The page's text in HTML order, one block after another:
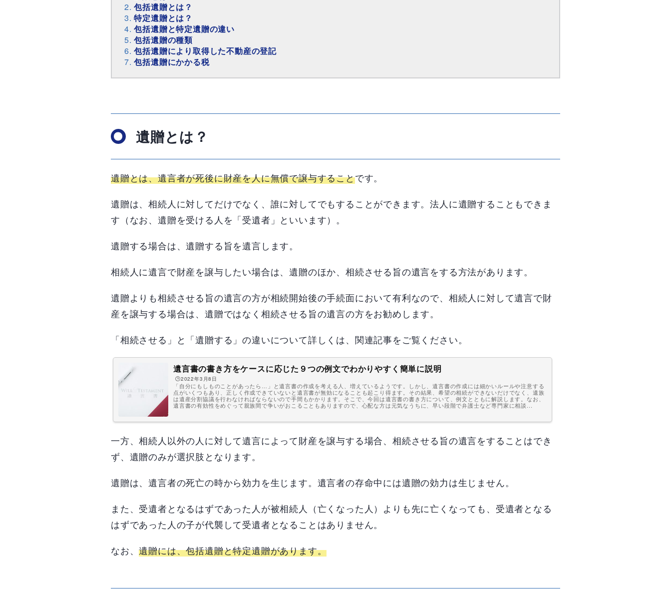
包括遺贈とは？
特定遺贈とは？
包括遺贈と特定遺贈の違い
包括遺贈の種類
包括遺贈により取得した不動産の登記
包括遺贈にかかる税
遺贈とは？
遺贈とは、遺言者が死後に財産を人に無償で譲与することです。
遺贈は、相続人に対してだけでなく、誰に対してでもすることができます。法人に遺贈することもできま
す（なお、遺贈を受ける人を「受遺者」といいます）。
遺贈する場合は、遺贈する旨を遺言します。
相続人に遺言で財産を譲与したい場合は、遺贈のほか、相続させる旨の遺言をする方法があります。
遺贈よりも相続させる旨の遺言の方が相続開始後の手続面において有利なので、相続人に対して遺言で財
産を譲与する場合は、遺贈ではなく相続させる旨の遺言の方をお勧めします。
「相続させる」と「遺贈する」の違いについて詳しくは、関連記事をご覧ください。
遺言書の書き方をケースに応じた９つの例文でわかりやすく簡単に説明
🕒️2022年3月8日
「自分にもしものことがあったら…」と遺言書の作成を考える人、増えているようです。しかし、遺言書の作成には細かいルールや注意する
点がいくつもあり、正しく作成できていないと遺言書が無効になることも起こり得ます。その結果、希望の相続ができないだけでなく、遺族
は遺産分割協議を行わなければならないので手間もかかります。そこで、今回は遺言書の書き方について、例文とともに解説します。なお、
遺言書の有効性をめぐって親族間で争いがおこることもありますので、心配な方は元気なうちに、早い段階で弁護士など専門家に相談...
一方、相続人以外の人に対して遺言によって財産を譲与する場合、相続させる旨の遺言をすることはでき
ず、遺贈のみが選択肢となります。
遺贈は、遺言者の死亡の時から効力を生じます。遺言者の存命中には遺贈の効力は生じません。
また、受遺者となるはずであった人が被相続人（亡くなった人）よりも先に亡くなっても、受遺者となる
はずであった人の子が代襲して受遺者となることはありません。
なお、遺贈には、包括遺贈と特定遺贈があります。